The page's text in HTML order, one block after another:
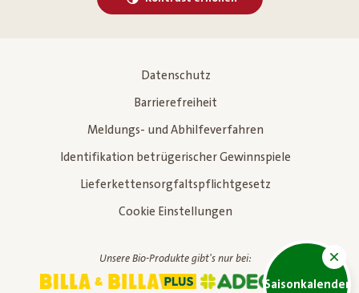
Saisonkalender
Datenschutz
Barrierefreiheit
Meldungs- und Abhilfeverfahren
Identifikation betrügerischer Gewinnspiele
Lieferkettensorgfaltspflichtgesetz
Cookie Einstellungen
Unsere Bio-Produkte gibt's nur bei: